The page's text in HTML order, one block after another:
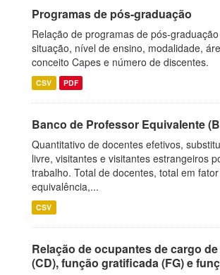
Programas de pós-graduação
Relação de programas de pós-
situação, nível de ensino, modalidade,
conceito Capes e número de discentes.
CSV PDF
Banco de Professor Equivalente
Quantitativo de docentes efetivos,
livre, visitantes e visitantes estrangeiros
trabalho. Total de docentes, total em
equivalência,...
CSV
Relação de ocupantes de cargo
(CD), função gratificada (FG) e